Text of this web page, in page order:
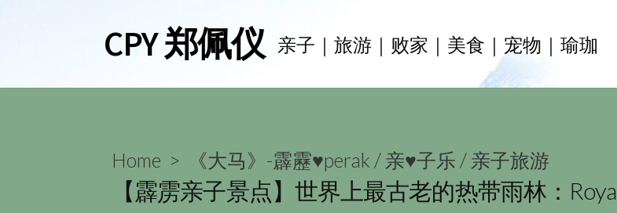
content
CPY 郑佩仪 亲子｜旅游｜败家｜美食｜宠物｜瑜珈
Home > 《大马》-霹靂♥perak / 亲♥子乐 / 亲子旅游
【霹雳亲子景点】世界上最古老的热带雨林：